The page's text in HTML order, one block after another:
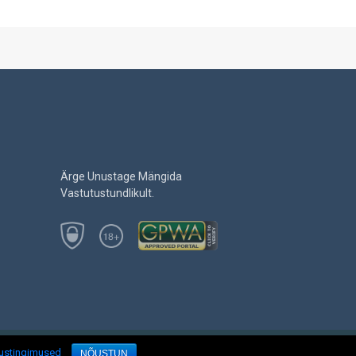
Ärge Unustage Mängida
Vastutustundlikult.
NÕUSTUN